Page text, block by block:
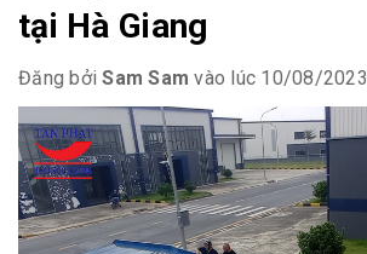
tại Hà Giang
Đăng bởiSam Sam vào lúc 10/08/2023